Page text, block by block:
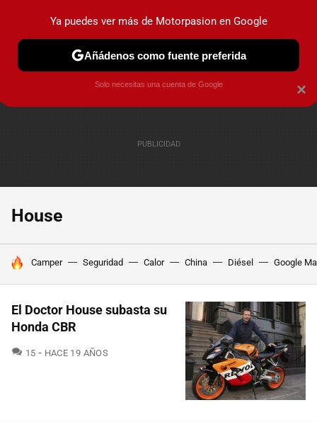
PRUEBAS COCHES ELÉCTRICOS OBSERVATORIO
House
HOY SE HABLA DE
Camper Seguridad Calor China Diésel Google
El Doctor House subasta su
Honda CBR
15 COMENTARIOS
HACE 19 AÑOS
×
Ya puedes ver más de Motorpasion en Google
Añádenos como fuente preferida
Solo necesitas una cuenta de Google